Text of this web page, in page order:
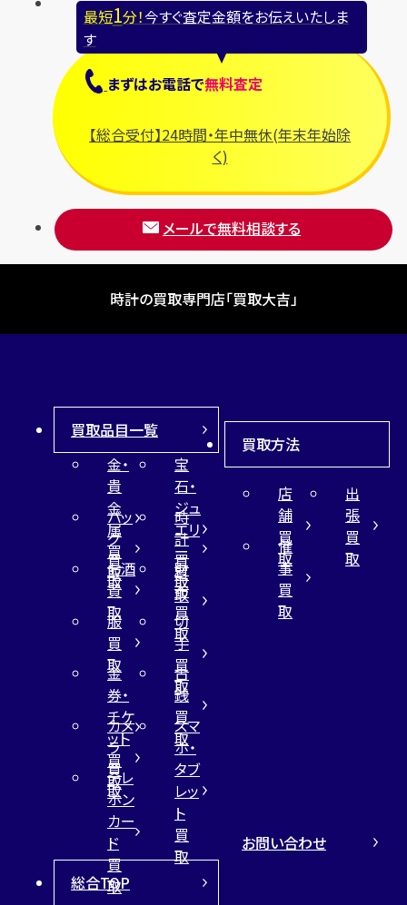
ブライトリング
プラダ
フランク ミュラー
ブレゲ
最短1分！今すぐ査定金額をお伝えいたしま
す
まずはお電話で無料査定
【総合受付】24時間・年中無休(年末年始除
く)
メールで無料相談する
時計の買取専門店「買取大吉」
買取品目一覧
金・
貴
金
属
買
取
宝
石・
ジュ
エリ
ー
買
取
バッ
グ
買
取
時
計
買
取
お酒
買
取
財
布
買
取
服
買
取
切
手
買
取
金
券・
チケ
ット
買
取
古
銭
買
取
カメ
ラ
買
取
スマ
ホ・
タブ
レッ
ト
買
取
テレ
ホン
カー
ド
買
取
買取方法
店
舗
買
取
出
張
買
取
催
事
買
取
総合TOP
お問い合わせ